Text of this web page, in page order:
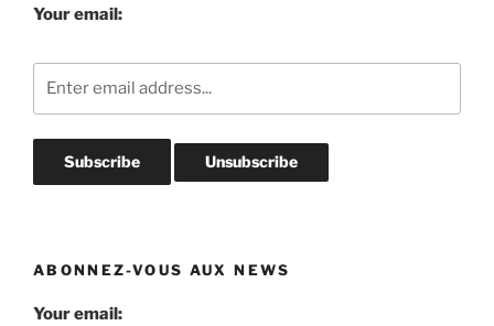
Your email:
ABONNEZ-VOUS AUX NEWS
Your email: